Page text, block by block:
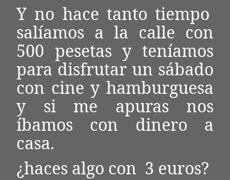
Y no hace tanto tiempo
salíamos a la calle con
500 pesetas y teníamos
para disfrutar un sábado
con cine y hamburguesa
y si me apuras nos
íbamos con dinero a
casa.
¿haces algo con 3 euros?